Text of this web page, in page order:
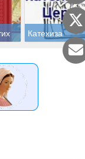
Катехиза